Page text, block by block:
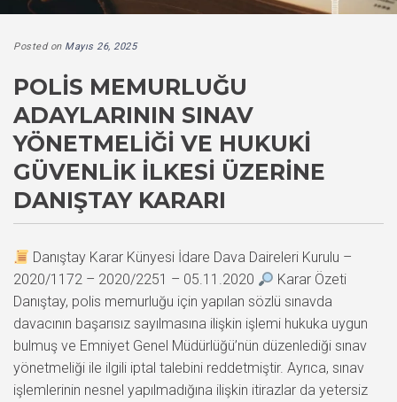
Posted on Mayıs 26, 2025
POLIS MEMURLUĞU
ADAYLARININ SINAV
YÖNETMELIĞI VE HUKUKI
GÜVENLIK İLKESI ÜZERINE
DANIŞTAY KARARI
Danıştay Karar Künyesi İdare Dava Daireleri Kurulu –
2020/1172 – 2020/2251 – 05.11.2020
Karar Özeti
Danıştay, polis memurluğu için yapılan sözlü sınavda
davacının başarısız sayılmasına ilişkin işlemi hukuka uygun
bulmuş ve Emniyet Genel Müdürlüğü’nün düzenlediği sınav
yönetmeliği ile ilgili iptal talebini reddetmiştir. Ayrıca, sınav
işlemlerinin nesnel yapılmadığına ilişkin itirazlar da yetersiz